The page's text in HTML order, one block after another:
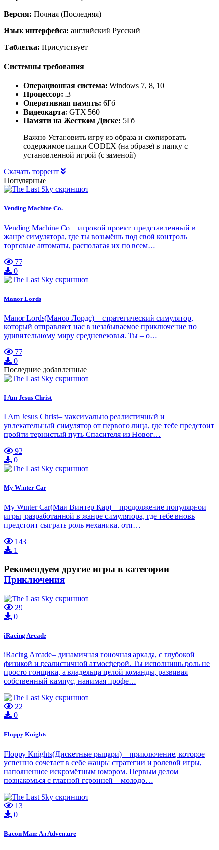
Версия: Полная (Последняя)
Язык интерфейса: английский Русский
Таблетка: Присутствует
Системны требования
Операционная система: Windows 7, 8, 10
Процессор: i3
Оперативная память: 6Гб
Видеокарта: GTX 560
Памяти на Жестком Диске: 5Гб
Важно Установить игру из образа и скопировать
содержимое папки CODEX (на образе) в папку с
установленной игрой (с заменой)
Скачать торрент
Популярные
Vending Machine Co.
Vending Machine Co.– игровой проект, представленный в
жанре симулятора, где ты возьмёшь под свой контроль
торговые автоматы, располагая их по всем…
77
0
Manor Lords
Manor Lords(Манор Лордс) – стратегический симулятор,
который отправляет нас в незабываемое приключение по
удивительному миру средневековья. Ты – о…
77
0
Последние добавленные
I Am Jesus Christ
I Am Jesus Christ– максимально реалистичный и
увлекательный симулятор от первого лица, где тебе предстоит
пройти тернистый путь Спасителя из Новог…
92
0
My Winter Car
My Winter Car(Май Винтер Кар) – продолжение популярной
игры, разработанной в жанре симулятора, где тебе вновь
предстоит сыграть роль механика, отп…
143
1
Рекомендуем другие игры в категории
Приключения
29
0
iRacing Arcade
iRacing Arcade– динамичная гоночная аркада, с глубокой
физикой и реалистичной атмосферой. Ты исполнишь роль не
просто гонщика, а владельца целой команды, развивая
собственный кампус, нанимая профе…
22
0
Floppy Knights
Floppy Knights(Дискетные рыцари) – приключение, которое
успешно сочетает в себе жанры стратегии и ролевой игры,
наполненное искромётным юмором. Первым делом
познакомься с главной героиней – молодо…
13
0
Bacon Man: An Adventure